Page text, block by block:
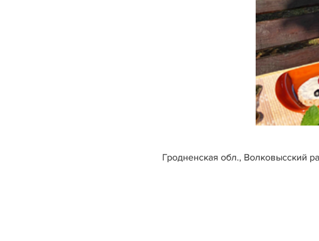
Гродненская обл., Волковысский